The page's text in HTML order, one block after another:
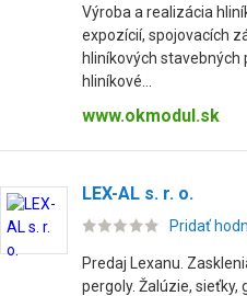
Výroba a realizácia
expozícií, spojovacích
hliníkových stavebných
hliníkové...
www.okmodul.sk
LEX-AL s. r. o.
Pridať
Predaj Lexanu.
pergoly. Žalúzie, sieťky,